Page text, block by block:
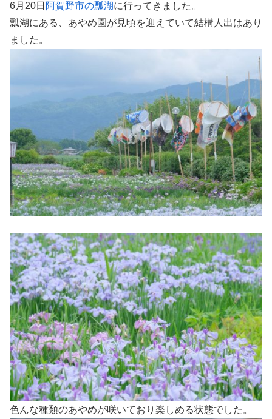
6月20日 阿賀野市の瓢湖に行ってきました。
瓢湖にある、あやめ園が見頃を迎えていて結構人出はあり
ました。
色んな種類のあやめが咲いており楽しめる状態でした。